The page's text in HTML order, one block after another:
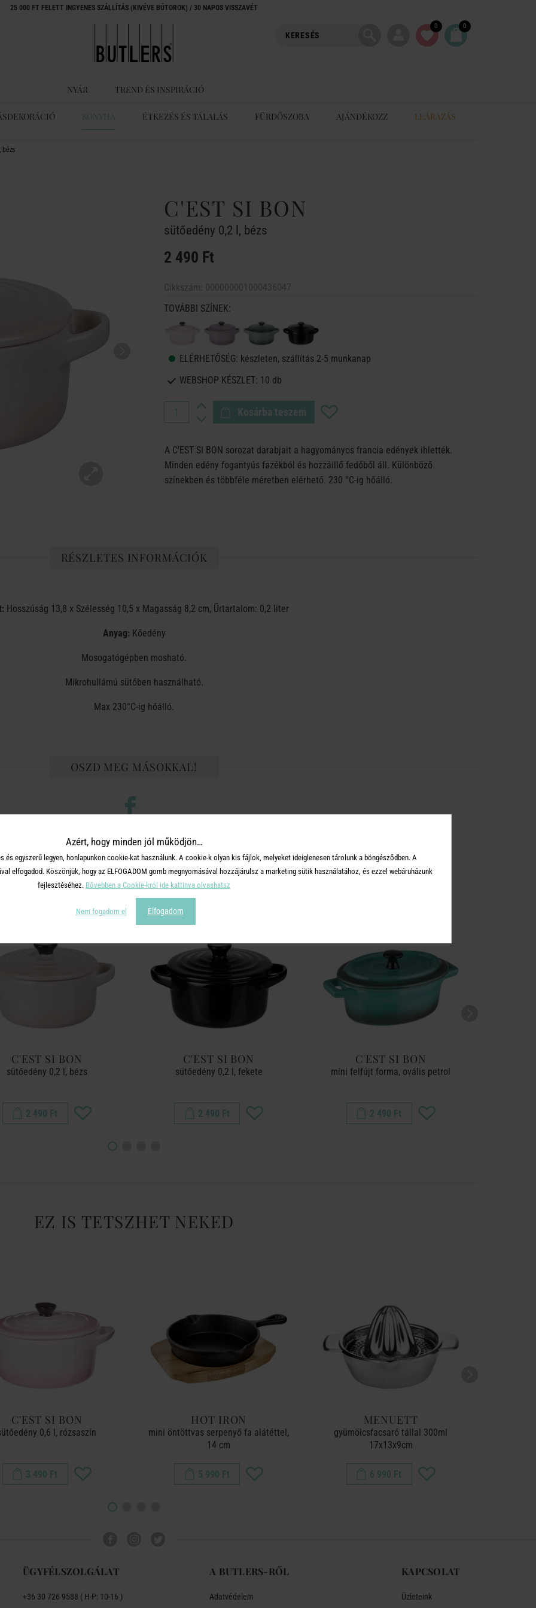
25 000 FT FELETT INGYENES SZÁLLÍTÁS (KIVÉVE BÚTOROK) / 30 NAPOS VISSZAVÉT
0 0
NYÁR TREND ÉS INSPIRÁCIÓ
KONYHA ÉTKEZÉS ÉS TÁLALÁS FÜRDŐSZOBA AJÁNDÉKOZZ LEÁRAZÁS
bézs
C'EST SI BON
sütőedény 0,2 l, bézs
2 490 Ft
TOVÁBBI SZÍNEK:
ELÉRHETŐSÉG: készleten, szállítás 2-5 munkanap
WEBSHOP KÉSZLET: 10 db
Kosárba teszem
A C’EST SI BON sorozat darabjait a hagyományos francia edények ihlették.
Minden edény fogantyús fazékból és hozzáillő fedőből áll. Különböző
színekben és többféle méretben elérhető. 230 °C-ig hőálló.
RÉSZLETES INFORMÁCIÓK
Hosszúság 13,8 x Szélesség 10,5 x Magasság 8,2 cm, Űrtartalom: 0,2 liter
Anyag:Kőedény
Mosogatógépben mosható.
Mikrohullámú sütőben használható.
Max 230°C-ig hőálló.
OSZD MEG MÁSOKKAL!
TOVÁBBI TERMÉKEI
C'EST SI BON
sütőedény 0,2 l, bézs
2 490 Ft
C'EST SI BON
sütőedény 0,2 l, fekete
2 490 Ft
C'EST SI BON
mini felfújt forma, ovális petrol
2 490 Ft
EZ IS TETSZHET NEKED
C'EST SI BON
0,6 l, rózsaszín
3 490 Ft
HOT IRON
mini öntöttvas serpenyő fa alátéttel,
14 cm
5 990 Ft
MENUETT
gyümölcsfacsaró tállal 300ml
17x13x9cm
6 990 Ft
ÜGYFÉLSZOLGÁLAT
+36 30 726 9588 ( H-P: 10-16 )
A BUTLERS-RŐL
Adatvédelem
KAPCSOLAT
Üzleteink
Azért, hogy minden jól működjön…
és egyszerű legyen, honlapunkon cookie-kat használunk. A cookie-k olyan kis fájlok, melyeket ideiglenesen tárolunk a böngésződben. A
elfogadod. Köszönjük, hogy az ELFOGADOM gomb megnyomásával hozzájárulsz a marketing sütik használatához, és ezzel webáruházunk
fejlesztéséhez. Bővebben a Cookie-król ide kattinva olvashatsz
Nem fogadom el Elfogadom